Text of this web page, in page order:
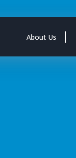
About Us